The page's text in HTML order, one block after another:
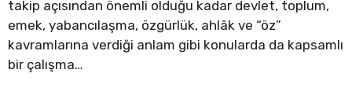
takip açısından önemli olduğu kadar devlet, toplum,
emek, yabancılaşma, özgürlük, ahlâk ve “öz”
kavramlarına verdiği anlam gibi konularda da kapsamlı
bir çalışma…